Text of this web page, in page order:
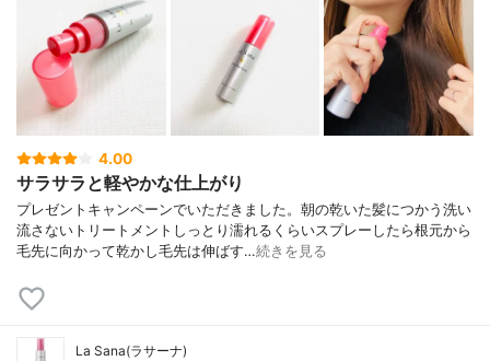
4.00
サラサラと軽やかな仕上がり
プレゼントキャンペーンでいただきました。朝の乾いた髪につかう洗い
流さないトリートメントしっとり濡れるくらいスプレーしたら根元から
毛先に向かって乾かし毛先は伸ばす…続きを見る
La Sana(ラサーナ)